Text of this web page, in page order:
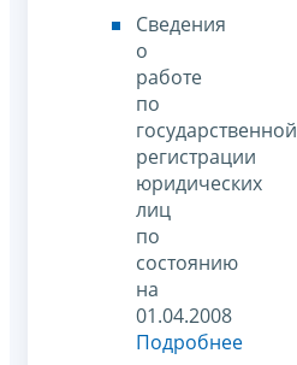
Сведения
о
работе
по
государственной
регистрации
юридических
лиц
по
состоянию
на
01.04.2008
Подробнее